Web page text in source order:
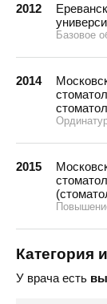
2012
Базовое
2014
2015
Категория
У врача есть